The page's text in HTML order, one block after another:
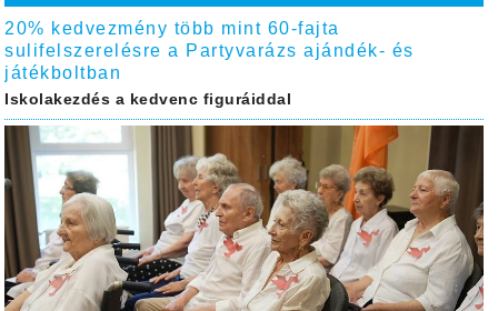
20% kedvezmény több mint 60-fajta
sulifelszerelésre a Partyvarázs ajándék- és
játékboltban
Iskolakezdés a kedvenc figuráiddal